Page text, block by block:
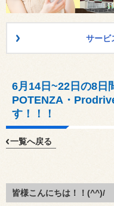
サービ
6月14日~22日の8
POTENZA・
す！！！
一覧へ戻る
皆様こんにちは！！(^^)/